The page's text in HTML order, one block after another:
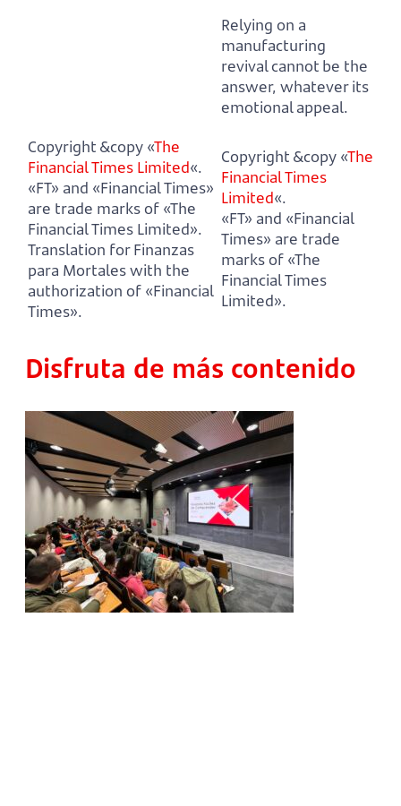
Relying on a
manufacturing
revival cannot be the
answer, whatever its
emotional appeal.
Copyright &copy «The
Financial Times Limited«.
«FT» and «Financial Times»
are trade marks of «The
Financial Times Limited».
Translation for Finanzas
para Mortales with the
authorization of «Financial
Times».
Copyright &copy «The
Financial Times
Limited«.
«FT» and «Financial
Times» are trade
marks of «The
Financial Times
Limited».
Disfruta de más contenido